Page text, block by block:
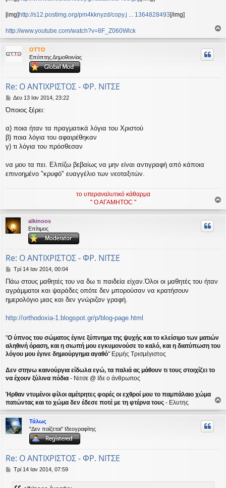
[img] http://s12.postimg.org/pm4kknyzd/copy.j ... 1364828493 [/img]
http://www.youtube.com/watch?v=8F_Z060Wlck
ο
ρ
OTTO
Επόπτης Δημοθοινίας
Re: Ο ΑΝΤΙΧΡΙΣΤΟΣ - ΦΡ. ΝΙΤΣΕ
Δ
μ
σ
υ
η
Δευ 13 Ιαν 2014, 23:22
Όποιος ξέρει:
α) ποια ήταν τα πραγματικά λόγια του Χριστού
β) ποια λόγια του αφαιρέθηκαν
γ) τι λόγια του πρόσθεσαν
να μου τα πει. Ελπίζω βεβαίως να μην είναι αντιγραφή από κάποια
επινοημένο "κρυφό" ευαγγέλιο των νεοταξιτών.
το υπεραναλυτικό κάθαρμα
" Ο ΑΓΑΜΗΤΟC "
ρ
alkinoos
Επίτιμος
Re: Ο ΑΝΤΙΧΡΙΣΤΟΣ - ΦΡ. ΝΙΤΣΕ
Δ
μ
ο
σ
υ
η
Τρί 14 Ιαν 2014, 00:04
Πάω στους μαθητές του να δω τι παιδεία είχαν.Όλοι οι μαθητές του ήταν
αγράμματοι και ψαράδες οπότε δεν μπορούσαν να κρατήσουν
ημερολόγιο μιας και δεν γνώριζαν γραφή.
http://orthodoxia-1.blogspot.gr/p/blog-page.html
"Ο ύπνος του σώματος έγινε ξύπνημα της ψυχής και το κλείσιμο των ματιών
αληθινή όραση, και η σιωπή μου εγκυμονούσε το καλό, και η διατύπωση του
λόγου μου έγινε δημιούργημα αγαθό" Ερμής Τρισμέγιστος
Δεν στηνω καινούργια είδωλα εγώ, τα παλιά ας μάθουν τι τους στοιχίζει το
να έχουν ξύλινα πόδια - Νιτσε @ Ιδε ο άνθρωπος
Ήρθαν ντυμένοι φίλοι αμέτρητες φορές οι εχθροί μου το παμπάλαιο χώμα
πατώντας και το χώμα δεν έδεσε ποτέ με τη φτέρνα τους - Ελυτης
ο
ρ
Τάλως
"Δεν παίζεται" Ιδεογραφίτης
Re: Ο ΑΝΤΙΧΡΙΣΤΟΣ - ΦΡ. ΝΙΤΣΕ
Δ
μ
Τρί 14 Ιαν 2014, 07:59